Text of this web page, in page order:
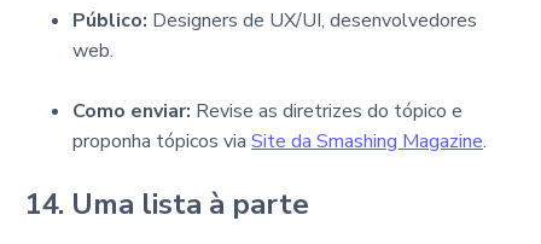
Público: Designers de UX/UI, desenvolvedores
web.
Como enviar: Revise as diretrizes do tópico e
proponha tópicos via Site da Smashing Magazine.
14. Uma lista à parte